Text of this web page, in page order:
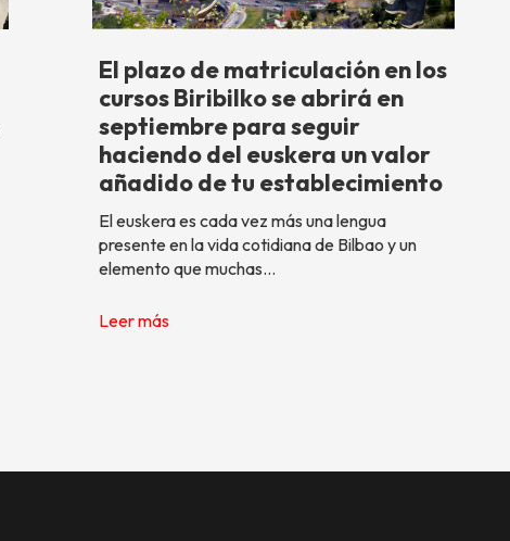
El plazo de matriculación en los
cursos Biribilko se abrirá en
septiembre para seguir
haciendo del euskera un valor
añadido de tu establecimiento
El euskera es cada vez más una lengua
presente en la vida cotidiana de Bilbao y un
elemento que muchas…
Leer más